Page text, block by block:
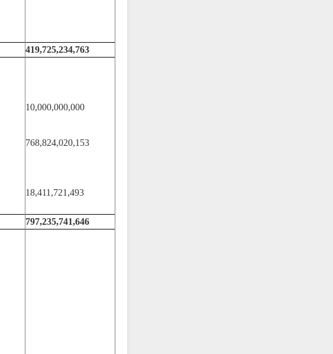
419,725,234,763
10,000,000,000
768,824,020,153
18,411,721,493
797,235,741,646